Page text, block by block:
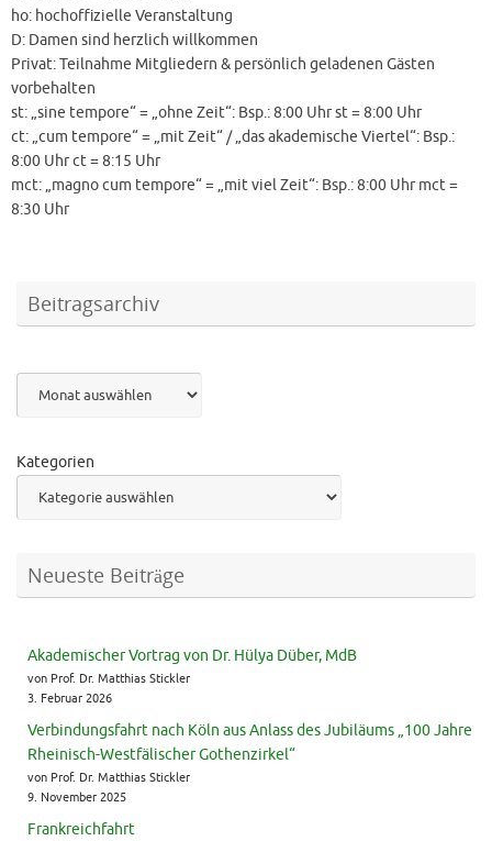
ho: hochoffizielle Veranstaltung
D: Damen sind herzlich willkommen
Privat: Teilnahme Mitgliedern & persönlich geladenen Gästen
vorbehalten
st: „sine tempore“ = „ohne Zeit“: Bsp.: 8:00 Uhr st = 8:00 Uhr
ct: „cum tempore“ = „mit Zeit“ / „das akademische Viertel“: Bsp.:
8:00 Uhr ct = 8:15 Uhr
mct: „magno cum tempore“ = „mit viel Zeit“: Bsp.: 8:00 Uhr mct =
8:30 Uhr
Beitragsarchiv
Kategorien
Neueste Beiträge
Akademischer Vortrag von Dr. Hülya Düber, MdB
von Prof. Dr. Matthias Stickler
3. Februar 2026
Verbindungsfahrt nach Köln aus Anlass des Jubiläums „100 Jahre
Rheinisch-Westfälischer Gothenzirkel“
von Prof. Dr. Matthias Stickler
9. November 2025
Frankreichfahrt